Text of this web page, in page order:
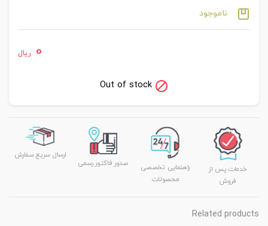
ناموجود
0 ریال
Out of stock
خدمات پس از
فروش
راهنمایی تخصصی
محصولات
صدور فاکتور رسمی
ارسال سریع سفارش
Related products